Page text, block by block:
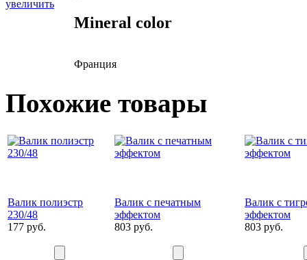
увеличить
Mineral color
Франция
Похожие товары
Валик полиэстр
230/48
177 руб.
Валик с печатным
эффектом
803 руб.
Валик с
эффектом
803 руб.